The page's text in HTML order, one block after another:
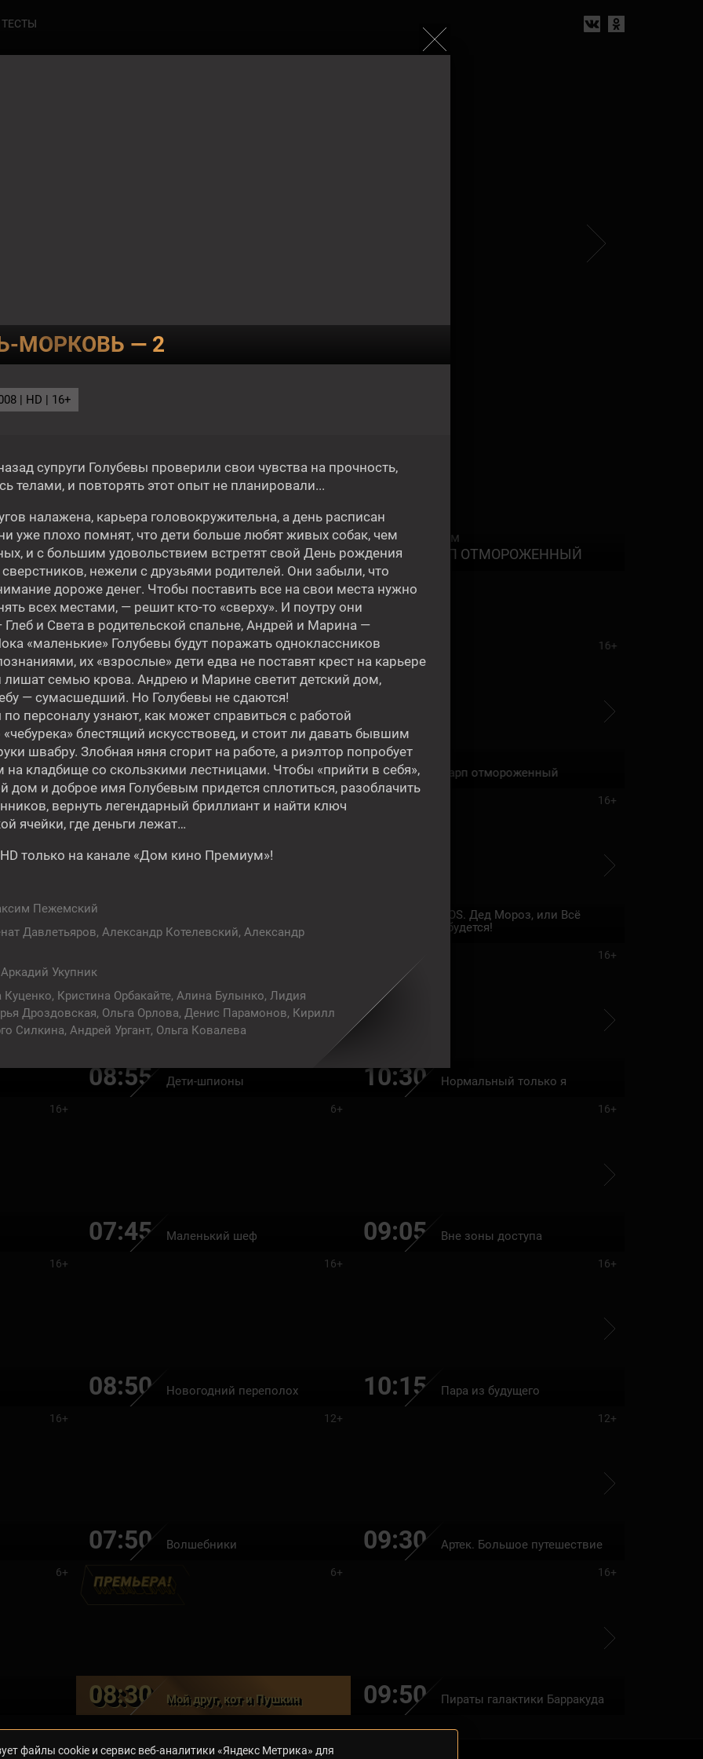
ТЕСТЫ
БРАТ ВО ВСЁМ
22:35 Фильм
БРАТ ВО ВСЁМ 0:00 Фильм
КАРП ОТМОРОЖЕННЫЙ
16+ 16+
22:35 Брат во всём
16+
00:00 Карп отмороженный
08:50 Детки напрокат
16+
SOS. Дед Мороз, или Всё
сбудется!
08:55 Дети-шпионы
16+
10:30 Нормальный только я
16+ 6+
07:45 Маленький шеф
16+
09:05 Вне зоны доступа
16+ 16+
08:50 Новогодний переполох
16+
10:15 Пара из будущего
16+ 12+
07:50 Волшебники
12+
09:30 Артек. Большое путешествие
6+ 6+
08:30 Мой друг, кот и Пушкин
16+
09:50 Пираты галактики Барракуда
МОРКОВЬ — 2
| HD | 16+
супруги Голубевы проверили свои чувства на прочность,
телами, и повторять этот опыт не планировали...
налажена, карьера головокружительна, а день расписан
уже плохо помнят, что дети больше любят живых собак, чем
и с большим удовольствием встретят свой День рождения
нежели с друзьями родителей. Они забыли, что
дороже денег. Чтобы поставить все на свои места нужно
всех местами, — решит кто-то «сверху». И поутру они
Глеб и Света в родительской спальне, Андрей и Марина —
«маленькие» Голубевы будут поражать одноклассников
их «взрослые» дети едва не поставят крест на карьере
лишат семью крова. Андрею и Марине светит детский дом,
— сумасшедший. Но Голубевы не сдаются!
персоналу узнают, как может справиться с работой
блестящий искусствовед, и стоит ли давать бывшим
швабру. Злобная няня сгорит на работе, а риэлтор попробует
на кладбище со скользкими лестницами. Чтобы «прийти в себя»,
дом и доброе имя Голубевым придется сплотиться, разоблачить
вернуть легендарный бриллиант и найти ключ
ячейки, где деньги лежат…
только на канале «Дом кино Премиум»!
Пежемский
Давлетьяров, Александр Котелевский, Александр
Аркадий Укупник
Куценко, Кристина Орбакайте, Алина Булынко, Лидия
Дроздовская, Ольга Орлова, Денис Парамонов, Кирилл
Силкина, Андрей Ургант, Ольга Ковалева
файлы cookie и сервис веб-аналитики «Яндекс Метрика» для